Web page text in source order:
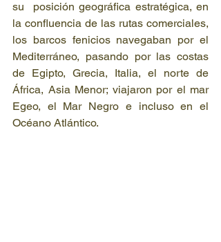
su  posición geográfica estratégica, en
la confluencia de las rutas comerciales,
los barcos fenicios navegaban por el
Mediterráneo, pasando por las costas
de Egipto, Grecia, Italia, el norte de
África, Asia Menor; viajaron por el mar
Egeo, el Mar Negro e incluso en el
Océano Atlántico.